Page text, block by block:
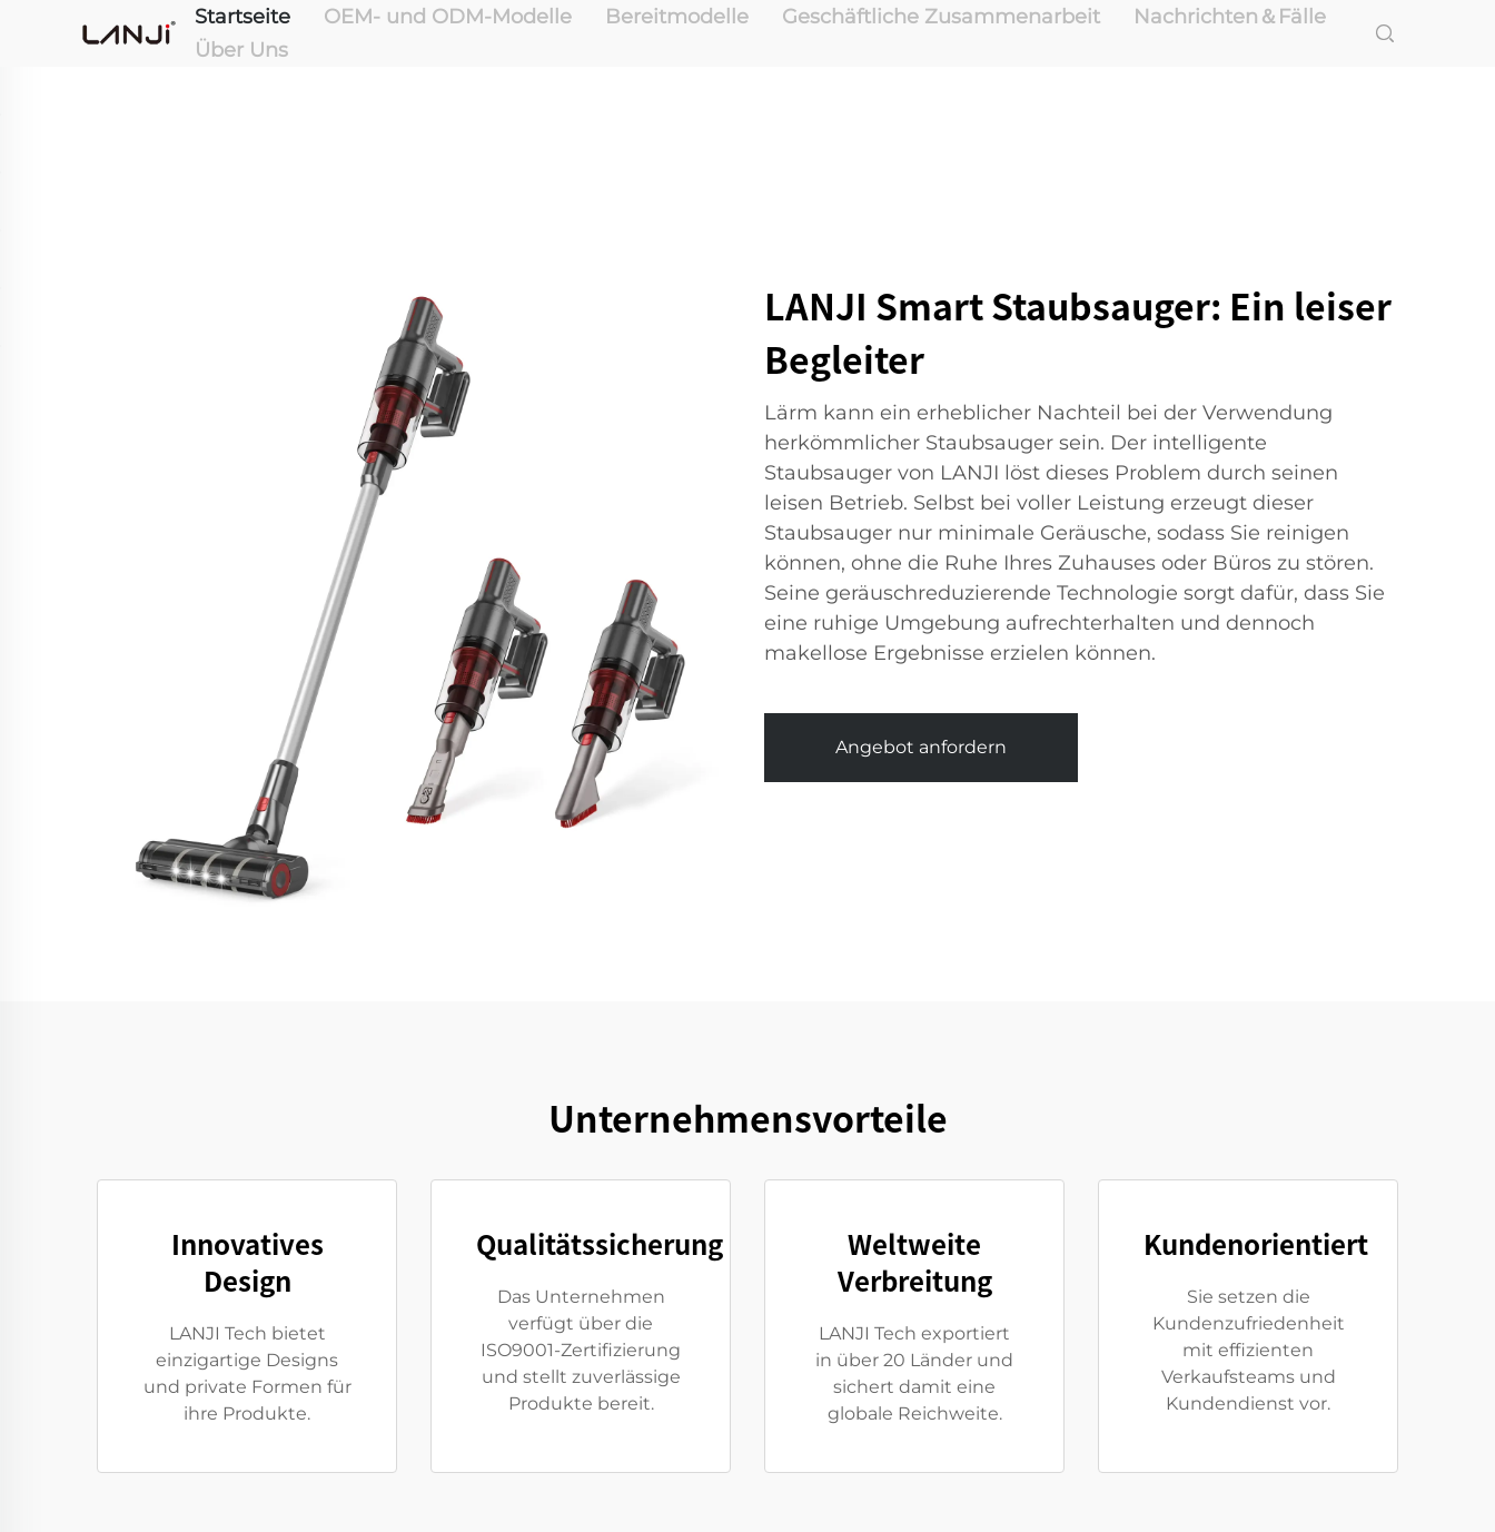
Startseite OEM- und ODM-Modelle Bereitmodelle Geschäftliche Zusammenarbeit
Nachrichten＆Fälle
Über Uns
LANJI Smart Staubsauger: Ein leiser
Begleiter
Lärm kann ein erheblicher Nachteil bei der Verwendung
herkömmlicher Staubsauger sein. Der intelligente
Staubsauger von LANJI löst dieses Problem durch seinen
leisen Betrieb. Selbst bei voller Leistung erzeugt dieser
Staubsauger nur minimale Geräusche, sodass Sie reinigen
können, ohne die Ruhe Ihres Zuhauses oder Büros zu stören.
Seine geräuschreduzierende Technologie sorgt dafür, dass Sie
eine ruhige Umgebung aufrechterhalten und dennoch
makellose Ergebnisse erzielen können.
Angebot anfordern
Unternehmensvorteile
Innovatives
Design
LANJI Tech bietet
einzigartige Designs
und private Formen für
ihre Produkte.
Qualitätssicherung
Das Unternehmen
verfügt über die
ISO9001-Zertifizierung
und stellt zuverlässige
Produkte bereit.
Weltweite
Verbreitung
LANJI Tech exportiert
in über 20 Länder und
sichert damit eine
globale Reichweite.
Kundenorientiert
Sie setzen die
Kundenzufriedenheit
mit effizienten
Verkaufsteams und
Kundendienst vor.